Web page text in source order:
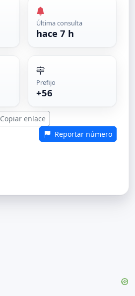
Última consulta
hace 7 h
Prefijo
+56
Copiar enlace
Reportar número